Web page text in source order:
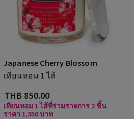
Japanese Cherry Blossom
เทียนหอม 1 ไส้
THB 850.00
เทียนหอม 1 ไส้ที่ร่วมรายการ 2 ชิ้น
ราคา 1,350 บาท